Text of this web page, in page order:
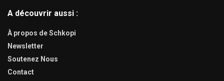
A découvrir aussi :
À propos de Schkopi
Newsletter
Soutenez Nous
Contact